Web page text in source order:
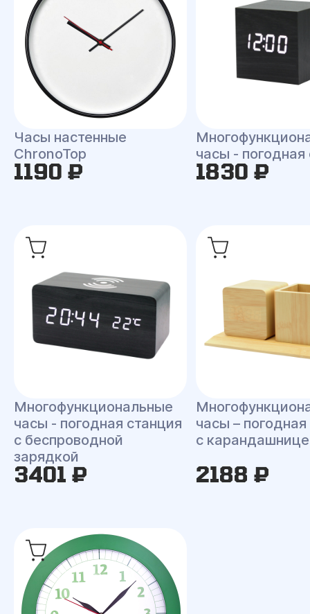
Часы настенные
ChronoTop
1190 ₽
часы - погодная
1830 ₽
Многофункциональные
часы - погодная станция
с беспроводной
зарядкой
3401 ₽
часы –
с
2188 ₽